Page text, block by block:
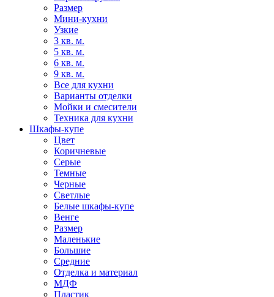
Размер
Мини-кухни
Узкие
3 кв. м.
5 кв. м.
6 кв. м.
9 кв. м.
Все для кухни
Варианты отделки
Мойки и смесители
Техника для кухни
Шкафы-купе
Цвет
Коричневые
Серые
Темные
Черные
Светлые
Белые шкафы-купе
Венге
Размер
Маленькие
Большие
Средние
Отделка и материал
МДФ
Пластик